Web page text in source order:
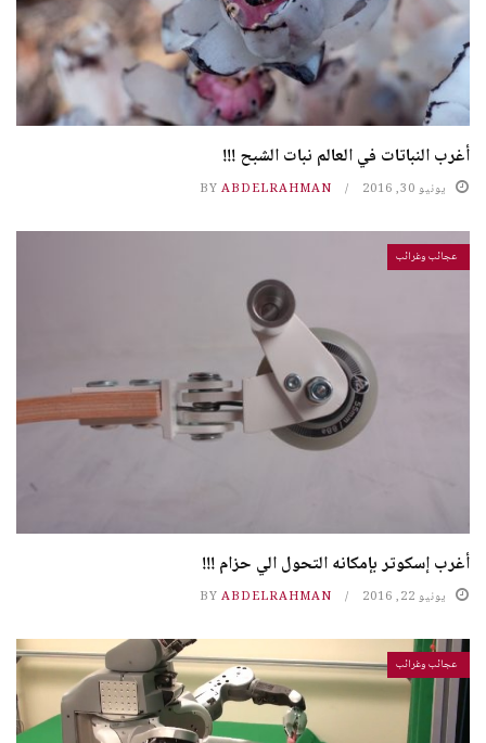
أغرب النباتات في العالم نبات الشبح !!!
يونيو 30, 2016 BY ABDELRAHMAN
عجائب وغرائب
أغرب إسكوتر بإمكانه التحول الي حزام !!!
يونيو 22, 2016 BY ABDELRAHMAN
عجائب وغرائب